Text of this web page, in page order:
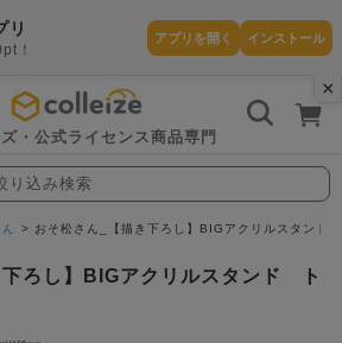
×
リ
！
アプリを開く インストール
・公式ライセンス商品専門
り込み検索
おそ松さん_【描き下ろし】BIGアクリルスタンド
ろし】BIGアクリルスタンド ト